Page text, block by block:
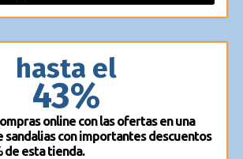
hasta el
43%
online con las ofertas en una
sandalias con importantes descuentos
de esta tienda.